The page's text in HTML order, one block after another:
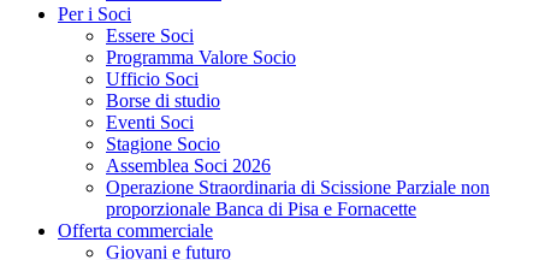
Per i Soci
Essere Soci
Programma Valore Socio
Ufficio Soci
Borse di studio
Eventi Soci
Stagione Socio
Assemblea Soci 2026
Operazione Straordinaria di Scissione Parziale non
proporzionale Banca di Pisa e Fornacette
Offerta commerciale
Giovani e futuro